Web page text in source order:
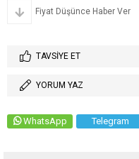
Fiyat Düşünce Haber Ver
TAVSIYE ET
YORUM YAZ
WhatsApp Telegram